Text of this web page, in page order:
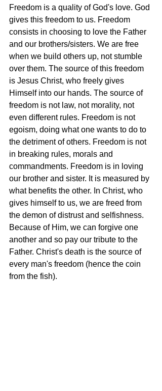
Freedom is a quality of God's love. God
gives this freedom to us. Freedom
consists in choosing to love the Father
and our brothers/sisters. We are free
when we build others up, not stumble
over them. The source of this freedom
is Jesus Christ, who freely gives
Himself into our hands. The source of
freedom is not law, not morality, not
even different rules. Freedom is not
egoism, doing what one wants to do to
the detriment of others. Freedom is not
in breaking rules, morals and
commandments. Freedom is in loving
our brother and sister. It is measured by
what benefits the other. In Christ, who
gives himself to us, we are freed from
the demon of distrust and selfishness.
Because of Him, we can forgive one
another and so pay our tribute to the
Father. Christ's death is the source of
every man's freedom (hence the coin
from the fish).